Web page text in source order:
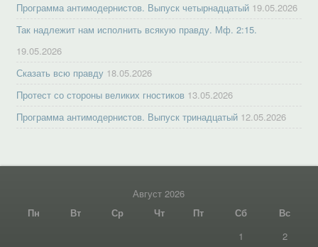
Программа антимодернистов. Выпуск четырнадцатый 19.05.2026
Так надлежит нам исполнить всякую правду. Мф. 2:15.
19.05.2026
Сказать всю правду 18.05.2026
Протест со стороны великих гностиков 13.05.2026
Программа антимодернистов. Выпуск тринадцатый 12.05.2026
Август 2026
Пн
Вт Ср Чт Пт Сб
Вс
1
2